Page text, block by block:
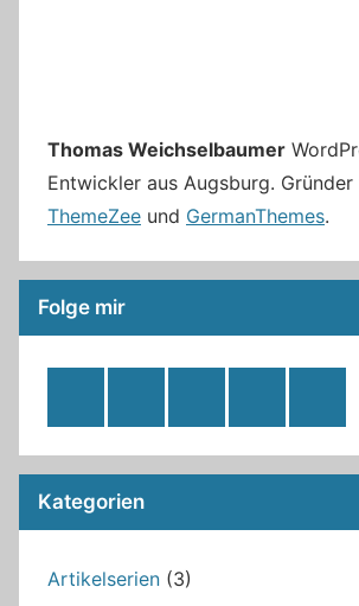
Thomas Weichselbaumer
Entwickler aus Augsburg. Gründer
ThemeZee und GermanThemes.
Folge mir
Feed
Kategorien
Artikelserien (3)